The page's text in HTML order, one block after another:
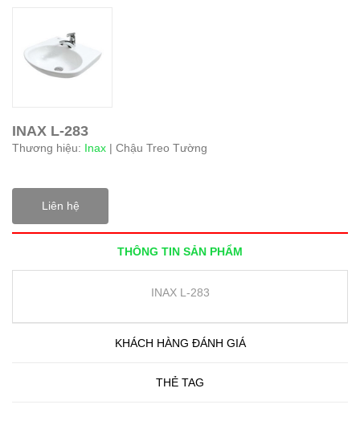
INAX L-283
Thương hiệu: Inax | Chậu Treo Tường
Liên hệ
THÔNG TIN SẢN PHẨM
INAX L-283
KHÁCH HÀNG ĐÁNH GIÁ
THẺ TAG